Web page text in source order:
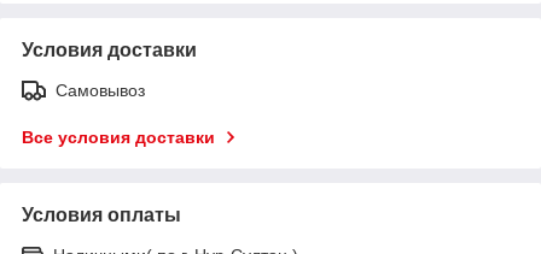
Условия доставки
Самовывоз
Все условия доставки
Условия оплаты